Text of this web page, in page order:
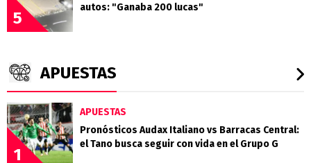
5
autos: "Ganaba 200 lucas"
APUESTAS
1
APUESTAS
Pronósticos Audax Italiano vs Barracas Central:
el Tano busca seguir con vida en el Grupo G